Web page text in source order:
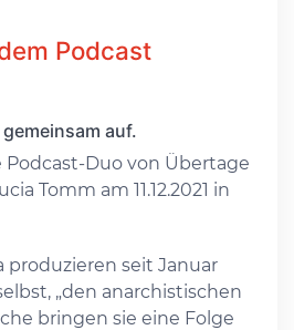
Podcast
auf.
Podcast-Duo von Übertage
Tomm am 11.12.2021 in
produzieren seit Januar
„den anarchistischen
bringen sie eine Folge